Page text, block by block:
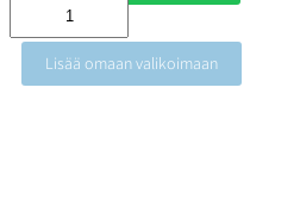
Lisää omaan valikoimaan